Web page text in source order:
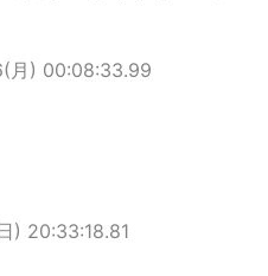
月) 00:08:33.99
) 20:33:18.81